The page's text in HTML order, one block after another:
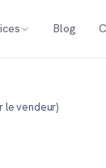
Blog
le vendeur)